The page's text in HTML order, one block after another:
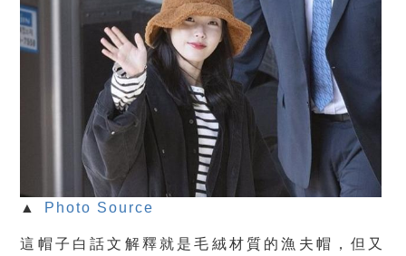
▲ Photo Source
這帽子白話文解釋就是毛絨材質的漁夫帽，但又